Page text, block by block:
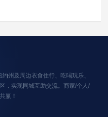
州及周边衣食住行、吃喝玩乐、
，实现同城互助交流。商家/个人/
赢！